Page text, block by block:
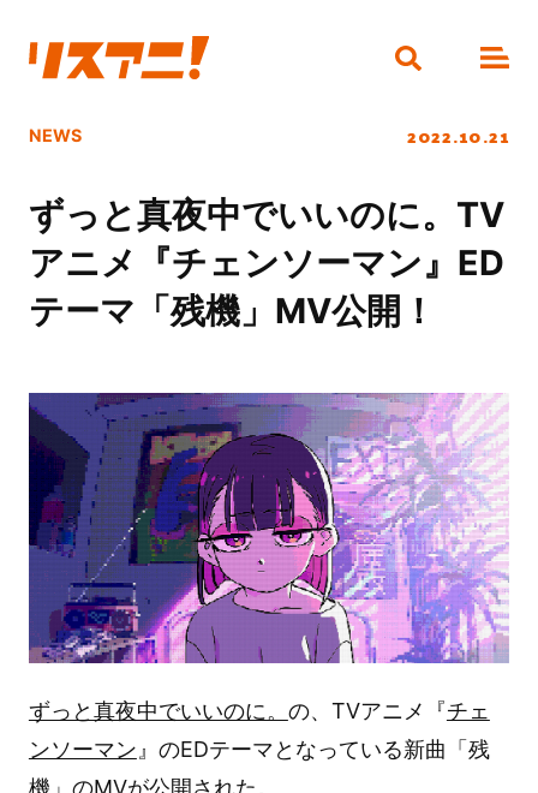
NEWS 2022.10.21
ずっと真夜中でいいのに。TV
アニメ『チェンソーマン』ED
テーマ「残機」MV公開！
ずっと真夜中でいいのに。 の、TVアニメ『チェ
ンソーマン 』のEDテーマとなっている新曲「残
機」のMVが公開された。